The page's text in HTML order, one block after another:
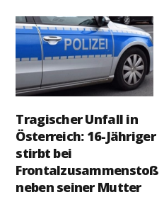
Tragischer Unfall in
Österreich: 16-Jähriger
stirbt bei
Frontalzusammenstoß
neben seiner Mutter